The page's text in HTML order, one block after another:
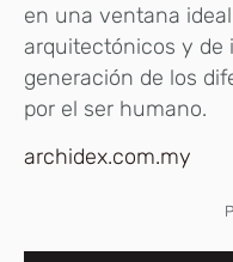
en una ventana
arquitectónicos y de
generación de los
por el ser humano.
archidex.com.my